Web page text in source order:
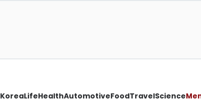
KoreaLifeHealthAutomotiveFoodTravelScience